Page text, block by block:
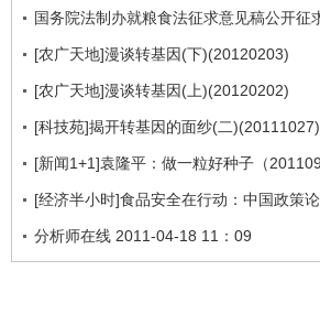
国务院法制办就粮食法征求意见稿公开征
[农广天地]漫谈转基因(下)(20120203)
[农广天地]漫谈转基因(上)(20120202)
[科技苑]揭开转基因的面纱(二)(20111027)
[新闻1+1]袁隆平：做一粒好种子（
[经济半小时]食品安全在行动：中国政策
分析师在线 2011-04-18 11：09